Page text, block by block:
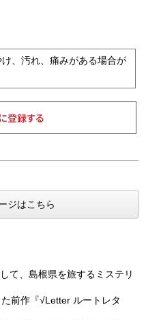
、汚れ、痛みがある場合が
ジはこちら
て、島根県を旅するミステリ
前作『√Letter ルートレタ